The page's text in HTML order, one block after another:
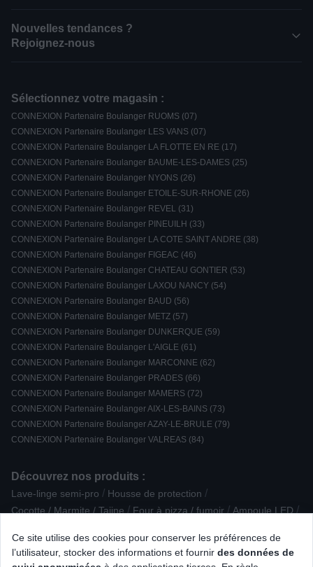
Ce site utilise des cookies pour conserver les préférences de
l’utilisateur, stocker des informations et fournir des données de
Nouvelles tendances ?
Rejoignez-nous
Sélectionnez votre magasin :
CONNEXION Partenaire Boulanger RUOMS (07)
CONNEXION Partenaire Boulanger LES VANS (07)
CONNEXION Partenaire Boulanger LA FLOTTE EN RE (17)
CONNEXION Partenaire Boulanger BAUME-LES-DAMES (25)
CONNEXION Partenaire Boulanger NYONS (26)
CONNEXION Partenaire Boulanger ETOILE-SUR-RHONE (26)
CONNEXION Partenaire Boulanger REVEL (31)
CONNEXION Partenaire Boulanger PINEUILH (33)
CONNEXION Partenaire Boulanger LA COTE SAINT ANDRE (38)
CONNEXION Partenaire Boulanger FIGEAC (46)
CONNEXION Partenaire Boulanger CHATEAU GONTIER (53)
CONNEXION Partenaire Boulanger LAXOU NANCY (54)
CONNEXION Partenaire Boulanger BAUD (56)
CONNEXION Partenaire Boulanger METZ (57)
CONNEXION Partenaire Boulanger DUNKERQUE (59)
CONNEXION Partenaire Boulanger L'AIGLE (61)
CONNEXION Partenaire Boulanger MARCONNE (62)
CONNEXION Partenaire Boulanger PRADES (66)
CONNEXION Partenaire Boulanger MAMERS (72)
CONNEXION Partenaire Boulanger AIX-LES-BAINS (73)
CONNEXION Partenaire Boulanger AZAY-LE-BRULE (79)
CONNEXION Partenaire Boulanger VALREAS (84)
Découvrez nos produits :
Lave-linge semi-pro / Housse de protection /
Cocotte / Marmite / Tajine / Four à pizza / fumoir / Ampoule LED /
/ Clavier gamer / Machine à gazéifier / Théière /
Fondue / Wok / Tajine